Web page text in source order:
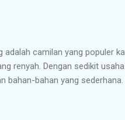
adalah camilan yang populer
renyah. Dengan sedikit
bahan-bahan yang